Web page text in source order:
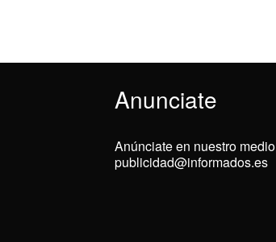
Anunciate
Anúnciate en nuestro medio
publicidad@informados.es